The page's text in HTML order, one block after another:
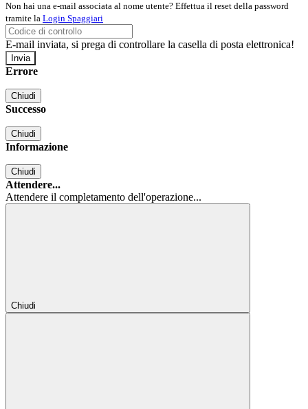
Non hai una e-mail associata al nome utente? Effettua il reset della password
tramite la Login Spaggiari
E-mail inviata, si prega di controllare la casella di posta elettronica!
Errore
Chiudi
Successo
Chiudi
Informazione
Chiudi
Attendere...
Attendere il completamento dell'operazione...
Chiudi